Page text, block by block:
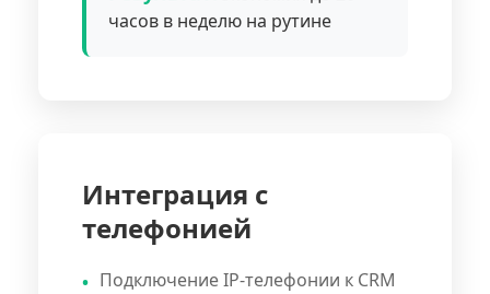
часов в неделю на рутине
Интеграция с
телефонией
Подключение IP-телефонии к CRM